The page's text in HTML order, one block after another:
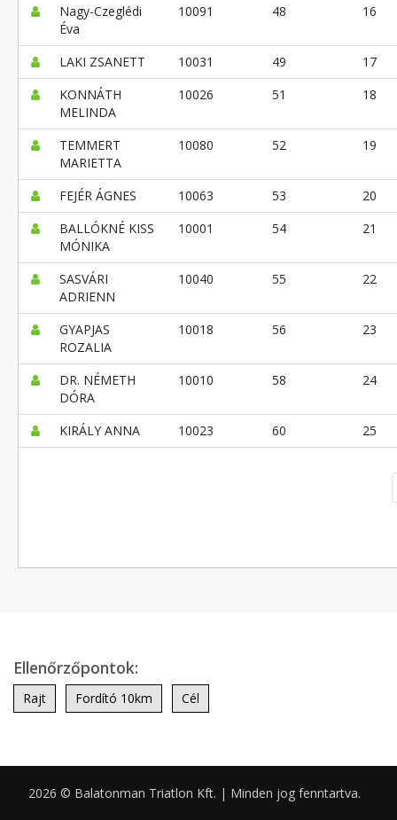
Nagy-Czeglédi
Éva
10091 48 16
LAKI ZSANETT 10031 49
17
KONNÁTH
MELINDA
10026 51 18
TEMMERT
MARIETTA
10080 52 19
FEJÉR ÁGNES 10063 53
20
BALLÓKNÉ KISS
MÓNIKA
10001 54 21
SASVÁRI
ADRIENN
10040 55 22
GYAPJAS
ROZALIA
10018 56 23
DR. NÉMETH
DÓRA
10010 58 24
KIRÁLY ANNA 10023 60 25
Ellenőrzőpontok:
Rajt Fordító 10km Cél
2026 © Balatonman Triatlon Kft. | Minden jog fenntartva.